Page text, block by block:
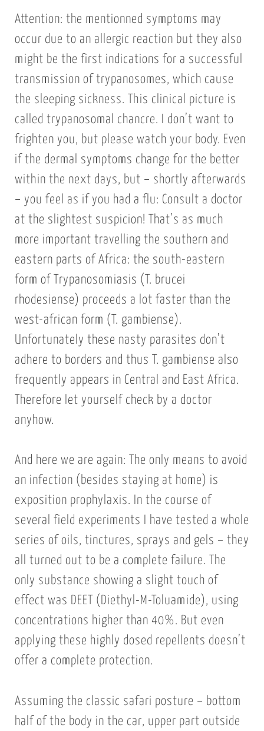
Attention: the mentionned symptoms may
occur due to an allergic reaction but they also
might be the first indications for a successful
transmission of trypanosomes, which cause
the sleeping sickness. This clinical picture is
called trypanosomal chancre. I don’t want to
frighten you, but please watch your body. Even
if the dermal symptoms change for the better
within the next days, but – shortly afterwards
– you feel as if you had a flu: Consult a doctor
at the slightest suspicion! That’s as much
more important travelling the southern and
eastern parts of Africa: the south-eastern
form of Trypanosomiasis (T. brucei
rhodesiense) proceeds a lot faster than the
west-african form (T. gambiense).
Unfortunately these nasty parasites don’t
adhere to borders and thus T. gambiense also
frequently appears in Central and East Africa.
Therefore let yourself check by a doctor
anyhow.
And here we are again: The only means to avoid
an infection (besides staying at home) is
exposition prophylaxis. In the course of
several field experiments I have tested a whole
series of oils, tinctures, sprays and gels – they
all turned out to be a complete failure. The
only substance showing a slight touch of
effect was DEET (Diethyl-M-Toluamide), using
concentrations higher than 40%. But even
applying these highly dosed repellents doesn’t
offer a complete protection.
Assuming the classic safari posture – bottom
half of the body in the car, upper part outside